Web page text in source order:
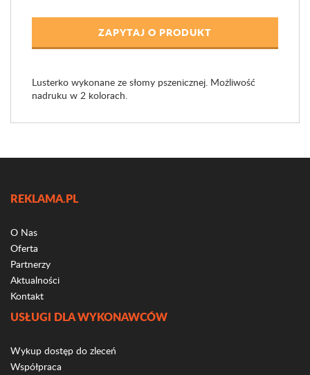
ZAPYTAJ O PRODUKT
Lusterko wykonane ze słomy pszenicznej. Możliwość
nadruku w 2 kolorach.
REKLAMA.PL
O Nas
Oferta
Partnerzy
Aktualności
Kontakt
USŁUGI DLA WYKONAWCÓW
Wykup dostęp do zleceń
Współpraca